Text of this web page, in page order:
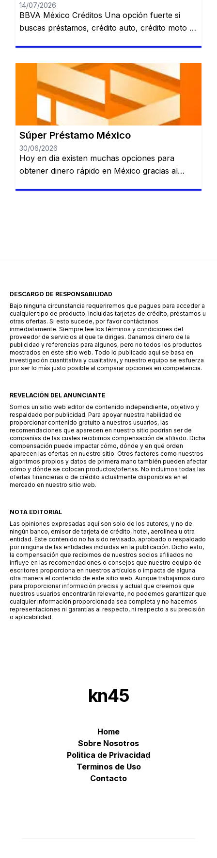
14/07/2026
BBVA México Créditos Una opción fuerte si
buscas préstamos, crédito auto, crédito moto o
lugar. Préstamo personal. Crédito automotriz.
Crédito moto. Préstamo de nómina. Ver
opciones de BBVA Sujeto a evaluación y
aprobación. Santander Préstamos Puede ser
una alternativa para quienes quieren comparar
[…]
Súper Préstamo México
30/06/2026
Hoy en día existen muchas opciones para
obtener dinero rápido en México gracias al
una aplicación […]
DESCARGO DE RESPONSABILIDAD
Bajo ninguna circunstancia requeriremos que pagues para acceder a
cualquier tipo de producto, incluidas tarjetas de crédito, préstamos u
otras ofertas. Si esto sucede, por favor contáctanos
inmediatamente. Siempre lee los términos y condiciones del
proveedor de servicios al que te diriges. Ganamos dinero de la
publicidad y referencias para algunos, pero no todos los productos
mostrados en este sitio web. Todo lo publicado aquí se basa en
investigación cuantitativa y cualitativa, y nuestro equipo se esfuerza
por ser lo más justo posible al comparar opciones en competencia.
REVELACIÓN DEL ANUNCIANTE
Somos un sitio web editor de contenido independiente, objetivo y
respaldado por publicidad. Para apoyar nuestra habilidad de
proporcionar contenido gratuito a nuestros usuarios, las
recomendaciones que aparecen en nuestro sitio podrían ser de
compañías de las cuales recibimos compensación de afiliado. Dicha
compensación puede impactar cómo, dónde y en qué orden
aparecen las ofertas en nuestro sitio. Otros factores como nuestros
algoritmos propios y datos de primera mano también pueden afectar
cómo y dónde se colocan productos/ofertas. No incluimos todas las
ofertas financieras o de crédito actualmente disponibles en el
mercado en nuestro sitio web.
NOTA EDITORIAL
Las opiniones expresadas aquí son solo de los autores, y no de
ningún banco, emisor de tarjeta de crédito, hotel, aerolínea u otra
entidad. Este contenido no ha sido revisado, aprobado o respaldado
por ninguna de las entidades incluidas en la publicación. Dicho esto,
la compensación que recibimos de nuestros socios afiliados no
influye en las recomendaciones o consejos que nuestro equipo de
escritores proporciona en nuestros artículos o impacta de alguna
otra manera el contenido de este sitio web. Aunque trabajamos duro
para proporcionar información precisa y actual que creemos que
nuestros usuarios encontrarán relevante, no podemos garantizar que
cualquier información proporcionada sea completa y no hacemos
representaciones ni garantías al respecto, ni respecto a su precisión
o aplicabilidad.
kn45
Home
Sobre Nosotros
Politica de Privacidad
Terminos de Uso
Contacto